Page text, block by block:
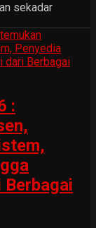
sekadar
: